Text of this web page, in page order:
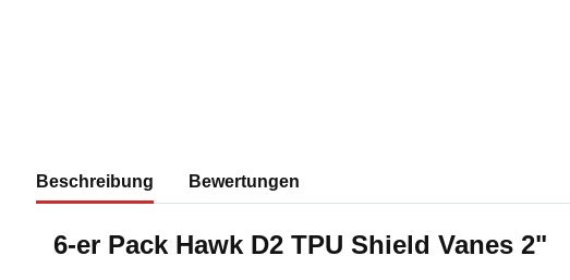
Beschreibung Bewertungen
6-er Pack Hawk D2 TPU Shield Vanes 2"